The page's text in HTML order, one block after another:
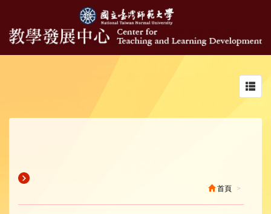
首頁